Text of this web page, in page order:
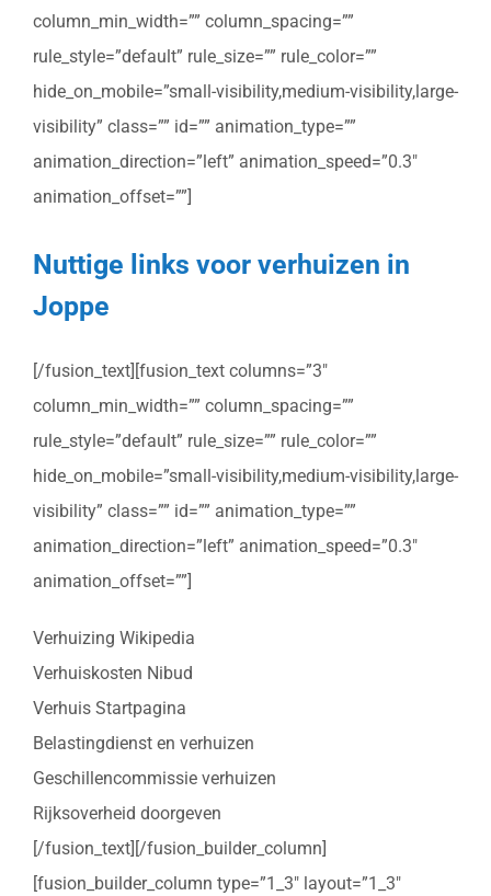
column_min_width=”” column_spacing=””
rule_style=”default” rule_size=”” rule_color=””
hide_on_mobile=”small-visibility,medium-visibility,large-
visibility” class=”” id=”” animation_type=””
animation_direction=”left” animation_speed=”0.3″
animation_offset=””]
Nuttige links voor verhuizen in
Joppe
[/fusion_text][fusion_text columns=”3″
column_min_width=”” column_spacing=””
rule_style=”default” rule_size=”” rule_color=””
hide_on_mobile=”small-visibility,medium-visibility,large-
visibility” class=”” id=”” animation_type=””
animation_direction=”left” animation_speed=”0.3″
animation_offset=””]
Verhuizing Wikipedia
Verhuiskosten Nibud
Verhuis Startpagina
Belastingdienst en verhuizen
Geschillencommissie verhuizen
Rijksoverheid doorgeven
[/fusion_text][/fusion_builder_column]
[fusion_builder_column type=”1_3″ layout=”1_3″